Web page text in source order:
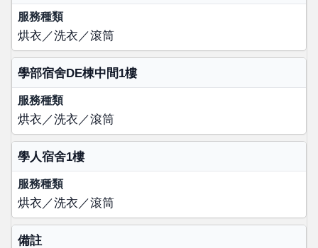
烘衣／洗衣／滾筒
學部宿舍DE棟中間1樓
烘衣／洗衣／滾筒
學人宿舍1樓
烘衣／洗衣／滾筒
備註